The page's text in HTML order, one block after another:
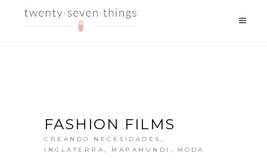
FASHION FILMS
CREANDO NECESIDADES ,
INGLATERRA , MAPAMUNDI , MODA